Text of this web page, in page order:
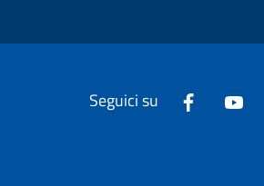
Seguici su